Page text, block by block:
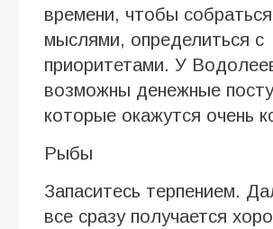
времени, чтобы
мыслями, определиться с
приоритетами. У
возможны денежные
которые окажутся очень
Рыбы
Запаситесь терпением.
все сразу получается